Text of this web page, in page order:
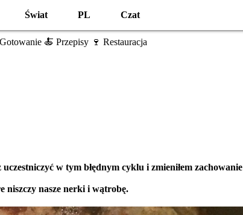
Świat PL Czat
Gotowanie 🍝 Przepisy 🍷 Restauracja
w tym błędnym cyklu i zmieniłem zachowanie
niszczy nasze nerki i wątrobę.